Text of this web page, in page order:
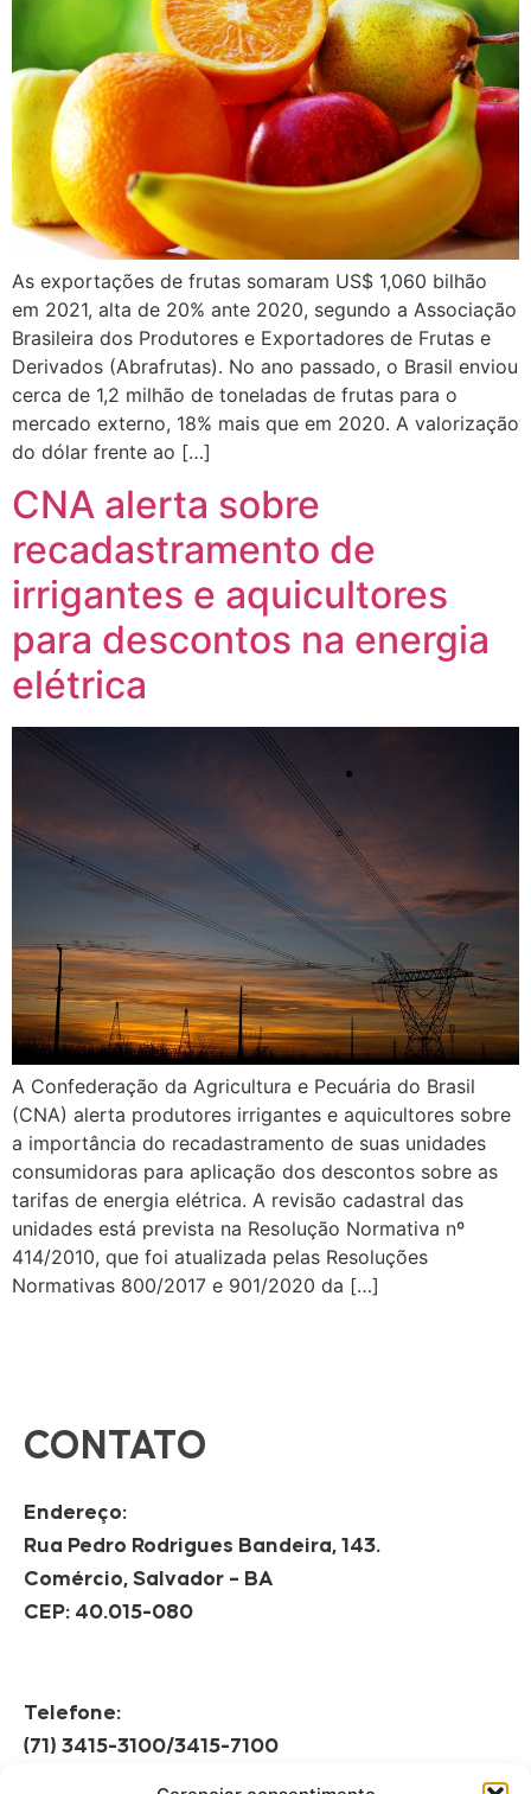
As exportações de frutas somaram US$ 1,060 bilhão
em 2021, alta de 20% ante 2020, segundo a Associação
Brasileira dos Produtores e Exportadores de Frutas e
Derivados (Abrafrutas). No ano passado, o Brasil enviou
cerca de 1,2 milhão de toneladas de frutas para o
mercado externo, 18% mais que em 2020. A valorização
do dólar frente ao […]
CNA alerta sobre
recadastramento de
irrigantes e aquicultores
para descontos na energia
elétrica
A Confederação da Agricultura e Pecuária do Brasil
(CNA) alerta produtores irrigantes e aquicultores sobre
a importância do recadastramento de suas unidades
consumidoras para aplicação dos descontos sobre as
tarifas de energia elétrica. A revisão cadastral das
unidades está prevista na Resolução Normativa nº
414/2010, que foi atualizada pelas Resoluções
Normativas 800/2017 e 901/2020 da […]
CONTATO
Endereço:
Rua Pedro Rodrigues Bandeira, 143.
Comércio, Salvador – BA
CEP: 40.015-080
Telefone:
(71) 3415-3100/3415-7100